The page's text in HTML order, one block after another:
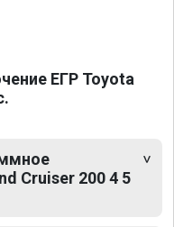
ЕГР Toyota
Cruiser 200 4 5